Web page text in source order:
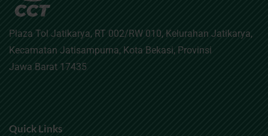
Plaza Tol Jatikarya, RT 002/RW 010, Kelurahan Jatikarya,
Kecamatan Jatisampurna, Kota Bekasi, Provinsi
Jawa Barat 17435
Quick Links